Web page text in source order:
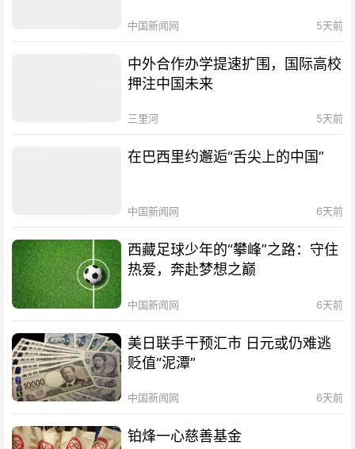
中国新闻网 5天前
中外合作办学提速扩围，国际高校
押注中国未来
三里河 5天前
在巴西里约邂逅“舌尖上的中国”
中国新闻网 6天前
西藏足球少年的“攀峰”之路：守住
热爱，奔赴梦想之巅
中国新闻网 6天前
美日联手干预汇市 日元或仍难逃
贬值“泥潭”
中国新闻网 6天前
铂烽一心慈善基金